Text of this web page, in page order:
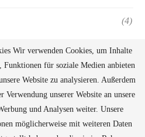
(4)
Wir verwenden Cookies, um Inhalte
Funktionen für soziale Medien anbieten
Website zu analysieren. Außerdem
unserer Website an unsere
und Analysen weiter. Unsere
möglicherweise mit weiteren Daten